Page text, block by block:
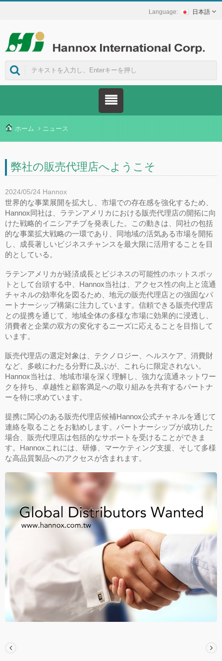
日本語
ホーム ニュース
弊社の販売代理店へようこそ
2024/05/24 Hannox
世界的な事業展開を拡大し、市場での存在感を強化するため、
Hannox同社は、ラテンアメリカにおける販売代理店の開拓に向
けた戦略的イニシアチブを発表した。この動きは、同社の包括
的な事業拡大戦略の一環であり、同地域の活気ある市場を開拓
し、成長著しいビジネスチャンスを最大限に活用することを目
的としている。
ラテンアメリカが経済成長とビジネスの可能性のホットスポッ
トとして台頭する中、Hannox当社は、アクセス性の向上と流通
チャネルの効率化を図るため、地元の販売代理店との強固なパ
ートナーシップ構築に注力しています。信頼できる販売代理店
との提携を通じて、地域全体の多様な市場に効果的に浸透し、
消費者と企業の双方の変化するニーズに応えることを目指して
います。
販売代理店の選定対象は、テクノロジー、ヘルスケア、消費財
など、多岐にわたる分野に及ぶが、これらに限定されない。
Hannox当社は、地域市場を深く理解し、強力な流通ネットワー
クを持ち、卓越性と顧客満足への取り組みを共有するパートナ
ーを特に求めています。
提携に関心のある販売代理店候補Hannox公式チャネルを通じて
連絡を取ることをお勧めします。パートナーシップが成功した
場合、販売代理店は包括的なサポートを受けることができま
す。Hannoxこれには、研修、マーケティング支援、そして多様
な高品質製品へのアクセスが含まれます。